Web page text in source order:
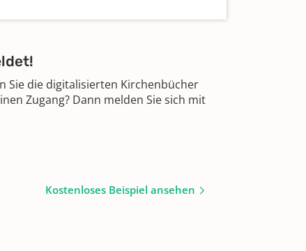
Sie die digitalisierten Kirchenbücher
Zugang? Dann melden Sie sich mit
Kostenloses Beispiel ansehen